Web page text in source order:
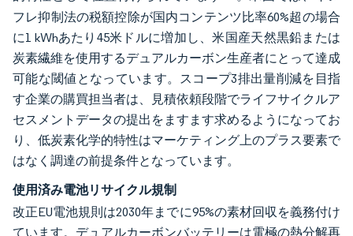
フレ抑制法の税額控除が国内コンテンツ比率60%超の場合
に1 kWhあたり45米ドルに増加し、米国産天然黒鉛または
炭素繊維を使用するデュアルカーボン生産者にとって達成
可能な閾値となっています。スコープ3排出量削減を目指
す企業の購買担当者は、見積依頼段階でライフサイクルア
セスメントデータの提出をますます求めるようになってお
り、低炭素化学的特性はマーケティング上のプラス要素で
はなく調達の前提条件となっています。
使用済み電池リサイクル規制
改正EU電池規則は2030年までに95%の素材回収を義務付け
ています。デュアルカーボンバッテリーは電極の熱分解再